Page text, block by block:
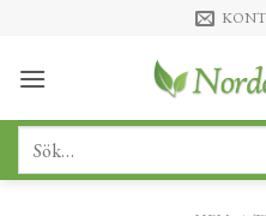
content
Sök